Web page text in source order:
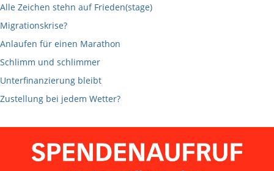
Alle Zeichen stehn auf Frieden(stage)
Migrationskrise?
Anlaufen für einen Marathon
Schlimm und schlimmer
Unterfinanzierung bleibt
Zustellung bei jedem Wetter?